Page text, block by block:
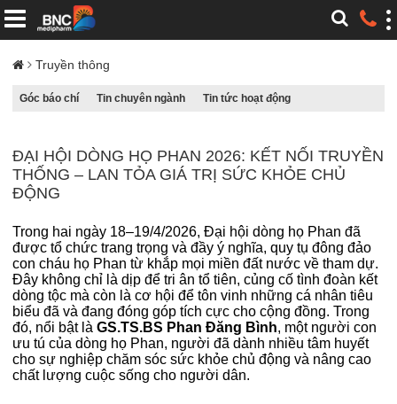
Truyền thông
Góc báo chí Tin chuyên ngành Tin tức hoạt động
ĐẠI HỘI DÒNG HỌ PHAN 2026: KẾT NỐI TRUYỀN
THỐNG – LAN TỎA GIÁ TRỊ SỨC KHỎE CHỦ
ĐỘNG
Trong hai ngày 18–19/4/2026, Đại hội dòng họ Phan đã
được tổ chức trang trọng và đầy ý nghĩa, quy tụ đông đảo
con cháu họ Phan từ khắp mọi miền đất nước về tham dự.
Đây không chỉ là dịp để tri ân tổ tiên, củng cố tình đoàn kết
dòng tộc mà còn là cơ hội để tôn vinh những cá nhân tiêu
biểu đã và đang đóng góp tích cực cho cộng đồng. Trong
đó, nổi bật là GS.TS.BS Phan Đăng Bình, một người con
ưu tú của dòng họ Phan, người đã dành nhiều tâm huyết
cho sự nghiệp chăm sóc sức khỏe chủ động và nâng cao
chất lượng cuộc sống cho người dân.